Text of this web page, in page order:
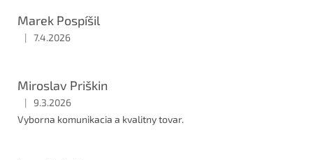
Marek Pospíšil
Hodnocení obchodu je 5 z 5 hvězdiček.
| 7.4.2026
Miroslav Priškin
Hodnocení obchodu je 5 z 5 hvězdiček.
|
9.3.2026
Vyborna komunikacia a kvalitny tovar.